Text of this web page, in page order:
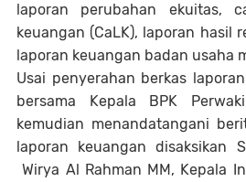
laporan perubahan ekuitas,
keuangan (CaLK), laporan hasil
laporan keuangan badan usaha
Usai penyerahan berkas
bersama Kepala BPK
kemudian menandatangani
laporan keuangan disaksikan
Wirya Al Rahman MM, Kepala